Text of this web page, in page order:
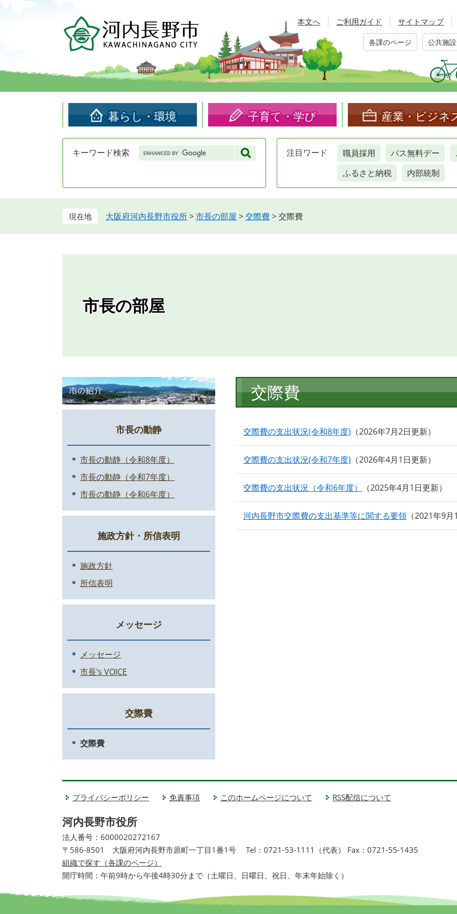
頭
す。
飛
し
本文へ ご利用ガイド サイトマップ
各課のページ 公共施
暮らし・環境 子育て・学び 産業・ビジネ
キーワード検索 Google
カ
検
注目 ワード 職員採用 バス無料デー
ふるさと納税
内部統制
大阪府河内長野市役所>市長の部屋 >交際費>交際費
市長の部屋
文
交際費
交際費の支出状況(令和8年度) 2026年7月2日更新
交際費の支出状況(令和7年度) 2026年4月1日更新
交際費の支出状況（令和6年度） 2025年4月1日更新
河内長野市交際費の支出基準等に関する要領 2021年9月
市長の動静
市長の動静（令和8年度）
市長の動静（令和7年度）
市長の動静（令和6年度）
施政方針・所信表明
施政方針
所信表明
メッセージ
メッセージ
市長’s VOICE
交際費
交際費
プライバシーポリシー 免責事項 このホームページについて RSS配信について
河内長野市役所
法人番号：6000020272167
〒586-8501 大阪府河内長野市原町一丁目1番1号
Tel：0721-53-1111（代表） Fax：0721-55-1435
組織で探す（各課のページ）
開庁時間：午前9時から午後4時30分まで（土曜日、日曜日、祝日、年末年始除く）